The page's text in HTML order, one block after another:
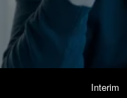
Interim